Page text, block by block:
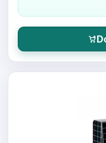
Otwórz produkt: